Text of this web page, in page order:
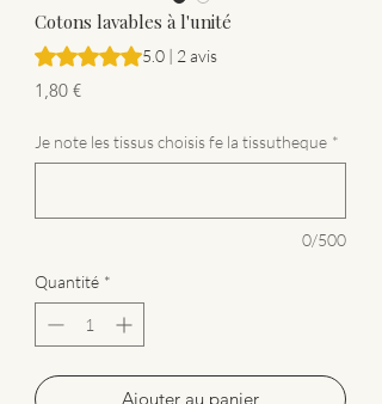
Cotons lavables à l'unité
La note est de 5.0 sur cinq étoiles selon 2
5.0 | 2 avis
1,80 €Prix
Je note les tissus choisis fe la tissutheque *
0/500
Quantité *
Ajouter au panier